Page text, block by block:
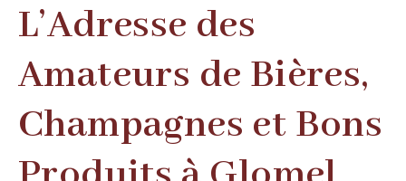
L’Adresse des
Amateurs de Bières,
Champagnes et Bons